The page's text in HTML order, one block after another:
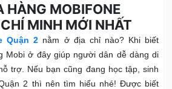
HÀNG MOBIFONE
MINH MỚI NHẤT
Quận 2 nằm ở địa chỉ nào? Khi biết
Mobi ở đây giúp người dân dễ dàng di
trợ. Nếu bạn cũng đang học tập, sinh
2 thì nên tìm hiểu nhé! Được biết